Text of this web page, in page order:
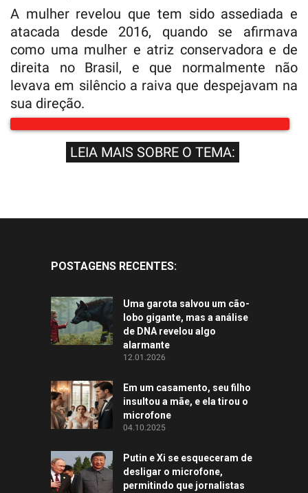
A mulher revelou que tem sido assediada e
atacada desde 2016, quando se afirmava
como uma mulher e atriz conservadora e de
direita no Brasil, e que normalmente não
levava em silêncio a raiva que despejavam na
sua direção.
LEIA MAIS SOBRE O TEMA:
POSTAGENS RECENTES:
Uma garota salvou um cão-
lobo gigante, mas a análise
de DNA revelou algo
alarmante
12.01.2026
Em um casamento, seu filho
insultou a mãe, e ela tirou o
microfone
04.10.2025
Putin e Xi se esqueceram de
desligar o microfone,
permitindo que jornalistas